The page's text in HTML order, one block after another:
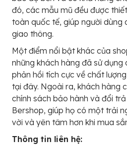
đó, các mẫu mũ đều được
toàn quốc tế, giúp người dùng
giao thông.
Một điểm nổi bật khác của
những khách hàng đã sử dụng
phản hồi tích cực về chất
tại đây. Ngoài ra, khách hàng
chính sách bảo hành và đổi
Bershop, giúp họ có một trải
vời và yên tâm hơn khi mua
Thông tin liên hệ: